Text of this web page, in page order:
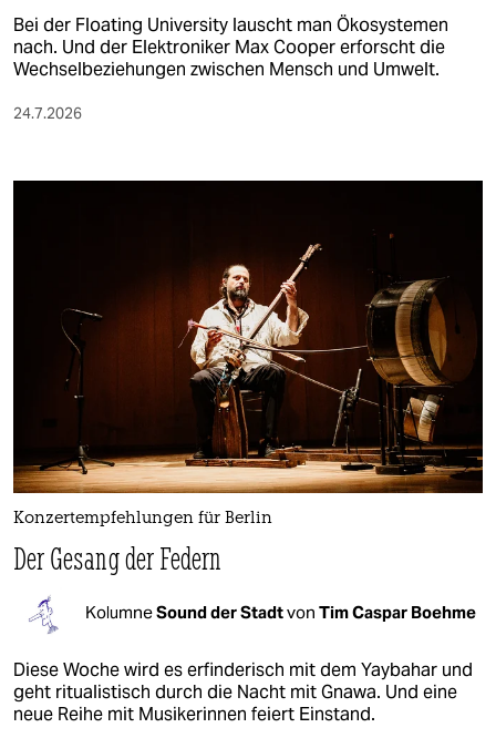
Bei der Floating University lauscht man Ökosystemen
nach. Und der Elektroniker Max Cooper erforscht die
Wechselbeziehungen zwischen Mensch und Umwelt.
24.7.2026
Konzertempfehlungen für Berlin
Der Gesang der Federn
KolumneSound der Stadtvon Tim Caspar Boehme
Diese Woche wird es erfinderisch mit dem Yaybahar und
geht ritualistisch durch die Nacht mit Gnawa. Und eine
neue Reihe mit Musikerinnen feiert Einstand.